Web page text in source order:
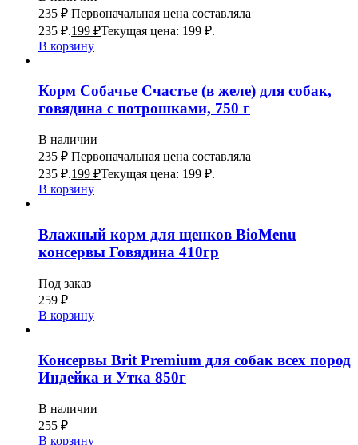
235₽ Первоначальная цена составляла
235 ₽.199 ₽Текущая цена: 199 ₽.
В корзину
Корм Собачье Счастье (в желе) для собак,
говядина с потрошками, 750 г
В наличии
235₽ Первоначальная цена составляла
235 ₽.199 ₽Текущая цена: 199 ₽.
В корзину
Влажный корм для щенков BioMenu
консервы Говядина 410гр
Под заказ
259 ₽
В корзину
Консервы Brit Premium для собак всех пород
Индейка и Утка 850г
В наличии
255 ₽
В корзину